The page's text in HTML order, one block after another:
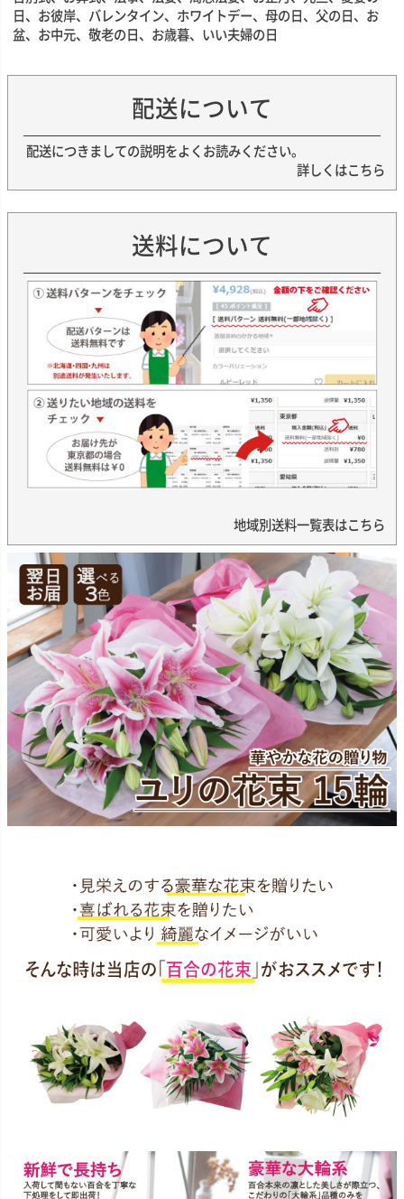
日、お彼岸、バレンタイン、ホワイトデー、母の日、父の日、お
盆、お中元、敬老の日、お歳暮、いい夫婦の日
配送について
配送につきましての説明をよくお読みください。
詳しくはこちら
送料について
地域別送料一覧表はこちら